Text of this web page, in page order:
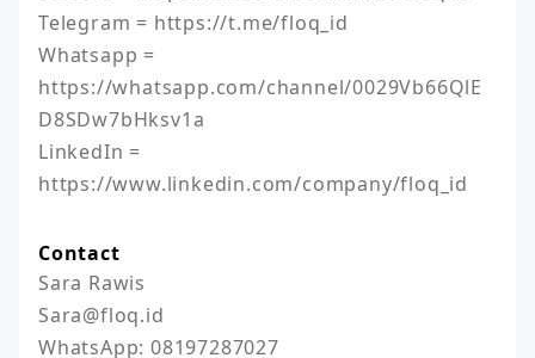
Telegram = https://t.me/floq_id
Whatsapp =
https://whatsapp.com/channel/0029Vb66QlE
D8SDw7bHksv1a
LinkedIn =
https://www.linkedin.com/company/floq_id
Contact
Sara Rawis
Sara@floq.id
WhatsApp: 08197287027